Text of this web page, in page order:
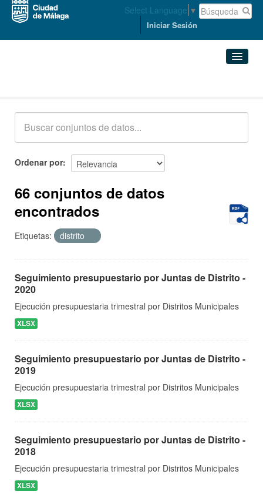
Select Language ▼
Iniciar Sesión
Acerca de
Ordenar por
66 conjuntos de datos
encontrados
Etiquetas: distrito
Seguimiento presupuestario por Juntas de Distrito -
2020
Ejecución presupuestaria trimestral por Distritos Municipales
XLSX
Seguimiento presupuestario por Juntas de Distrito -
2019
Ejecución presupuestaria trimestral por Distritos Municipales
XLSX
Seguimiento presupuestario por Juntas de Distrito -
2018
Ejecución presupuestaria trimestral por Distritos Municipales
XLSX